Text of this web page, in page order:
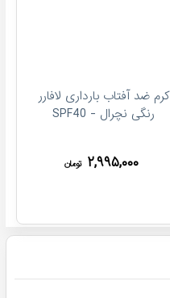
کرم ضد آفتاب بارداری لافارر
رنگی نچرال - SPF40
۲,۹۹۵,۰۰۰ تومان